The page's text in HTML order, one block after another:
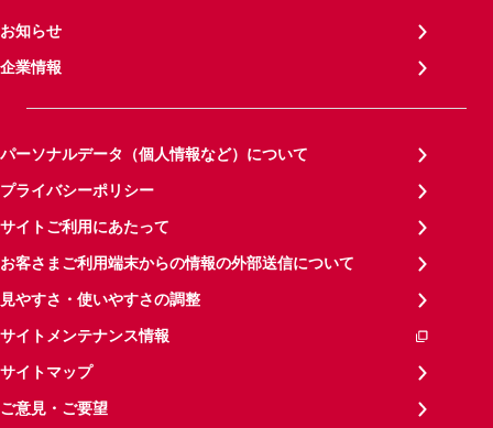
お知らせ
企業情報
パーソナルデータ（個人情報など）について
プライバシーポリシー
サイトご利用にあたって
お客さまご利用端末からの情報の外部送信について
見やすさ・使いやすさの調整
サイトメンテナンス情報
サイトマップ
ご意見・ご要望